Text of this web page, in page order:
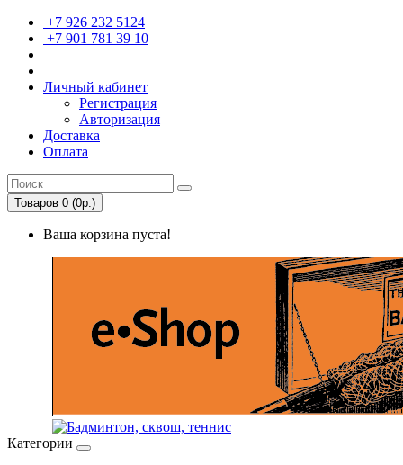
+7 926 232 5124
+7 901 781 39 10
Личный кабинет
Регистрация
Авторизация
Доставка
Оплата
Товаров 0 (0р.)
Ваша корзина пуста!
Категории